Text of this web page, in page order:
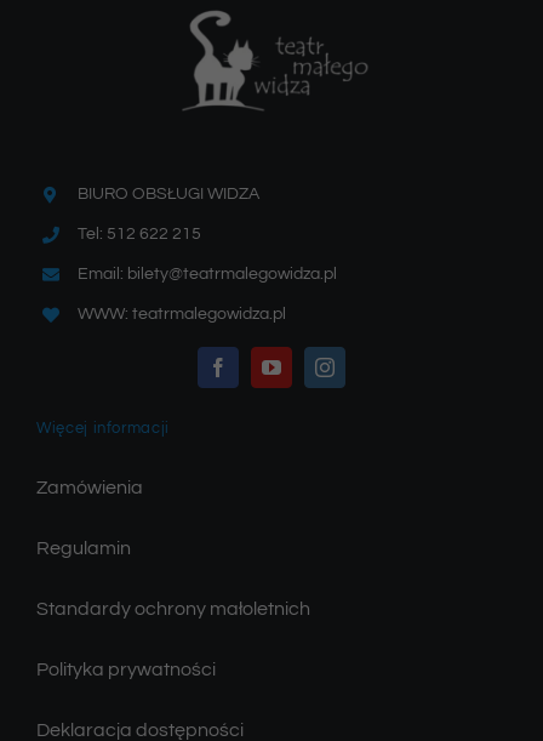
BIURO OBSŁUGI WIDZA
Tel: 512 622 215
Email: bilety@teatrmalegowidza.pl
WWW: teatrmalegowidza.pl
Więcej informacji
Zamówienia
Regulamin
Standardy ochrony małoletnich
Polityka prywatności
Deklaracja dostępności